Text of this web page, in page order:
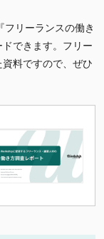
リーランスの働き
できます。フリー
料ですので、ぜひ